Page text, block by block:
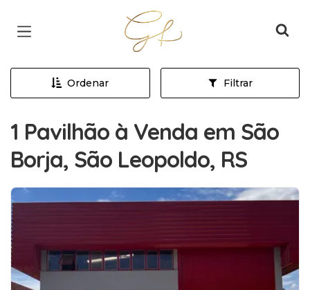
Página inicial
Ordenar Filtrar
1 Pavilhão à Venda em São
Borja, São Leopoldo, RS